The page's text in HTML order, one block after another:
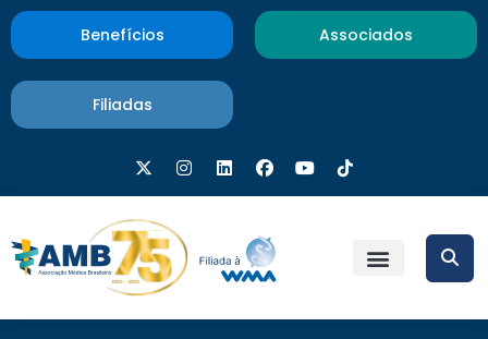
Benefícios Associados
Filiadas